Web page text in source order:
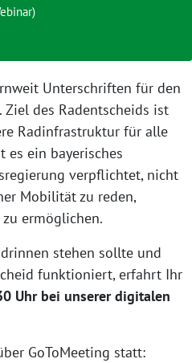
Unterschriften für den
des Radentscheids ist
Radinfrastruktur für alle
es ein bayerisches
verpflichtet, nicht
Mobilität zu reden,
ermöglichen.
stehen sollte und
funktioniert, erfahrt Ihr
Uhr bei unserer digitalen
GoToMeeting statt: